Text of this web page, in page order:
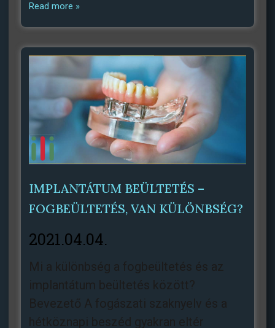
Read more »
IMPLANTÁTUM BEÜLTETÉS –
FOGBEÜLTETÉS, VAN KÜLÖNBSÉG?
2021.04.04.
Mi a különbség a fogbeültetés és az
implantátum beültetés között?
Bevezető A fogászati szaknyelv és a
hétköznapi beszéd gyakran eltér